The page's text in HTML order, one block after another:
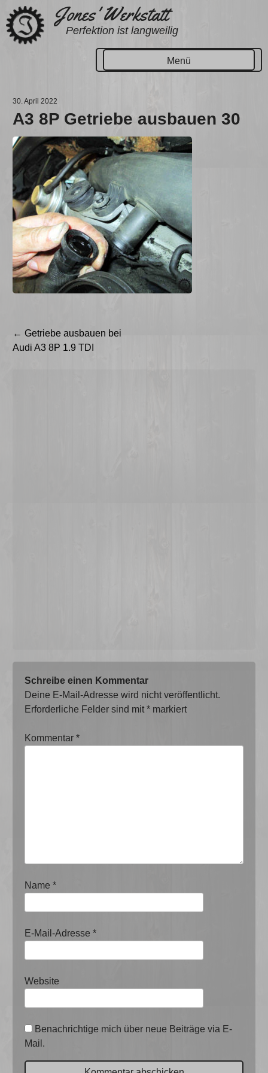
Zum
Inhalt
springen
Jones' Werkstatt
Perfektion ist langweilig
Menü
30. April 2022
A3 8P Getriebe ausbauen 30
Beitragsnavigation
← Getriebe ausbauen bei
Audi A3 8P 1.9 TDI
Schreibe einen Kommentar
Deine E-Mail-Adresse wird nicht veröffentlicht.
Erforderliche Felder sind mit* markiert
Kommentar*
Name*
E-Mail-Adresse*
Website
Benachrichtige mich über neue Beiträge via E-
Mail.